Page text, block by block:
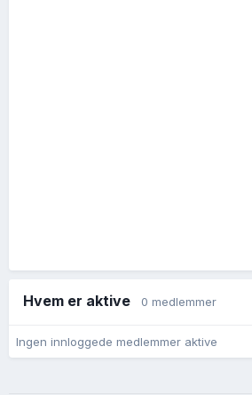
Hvem er aktive 0 medlemmer
Ingen innloggede medlemmer aktive